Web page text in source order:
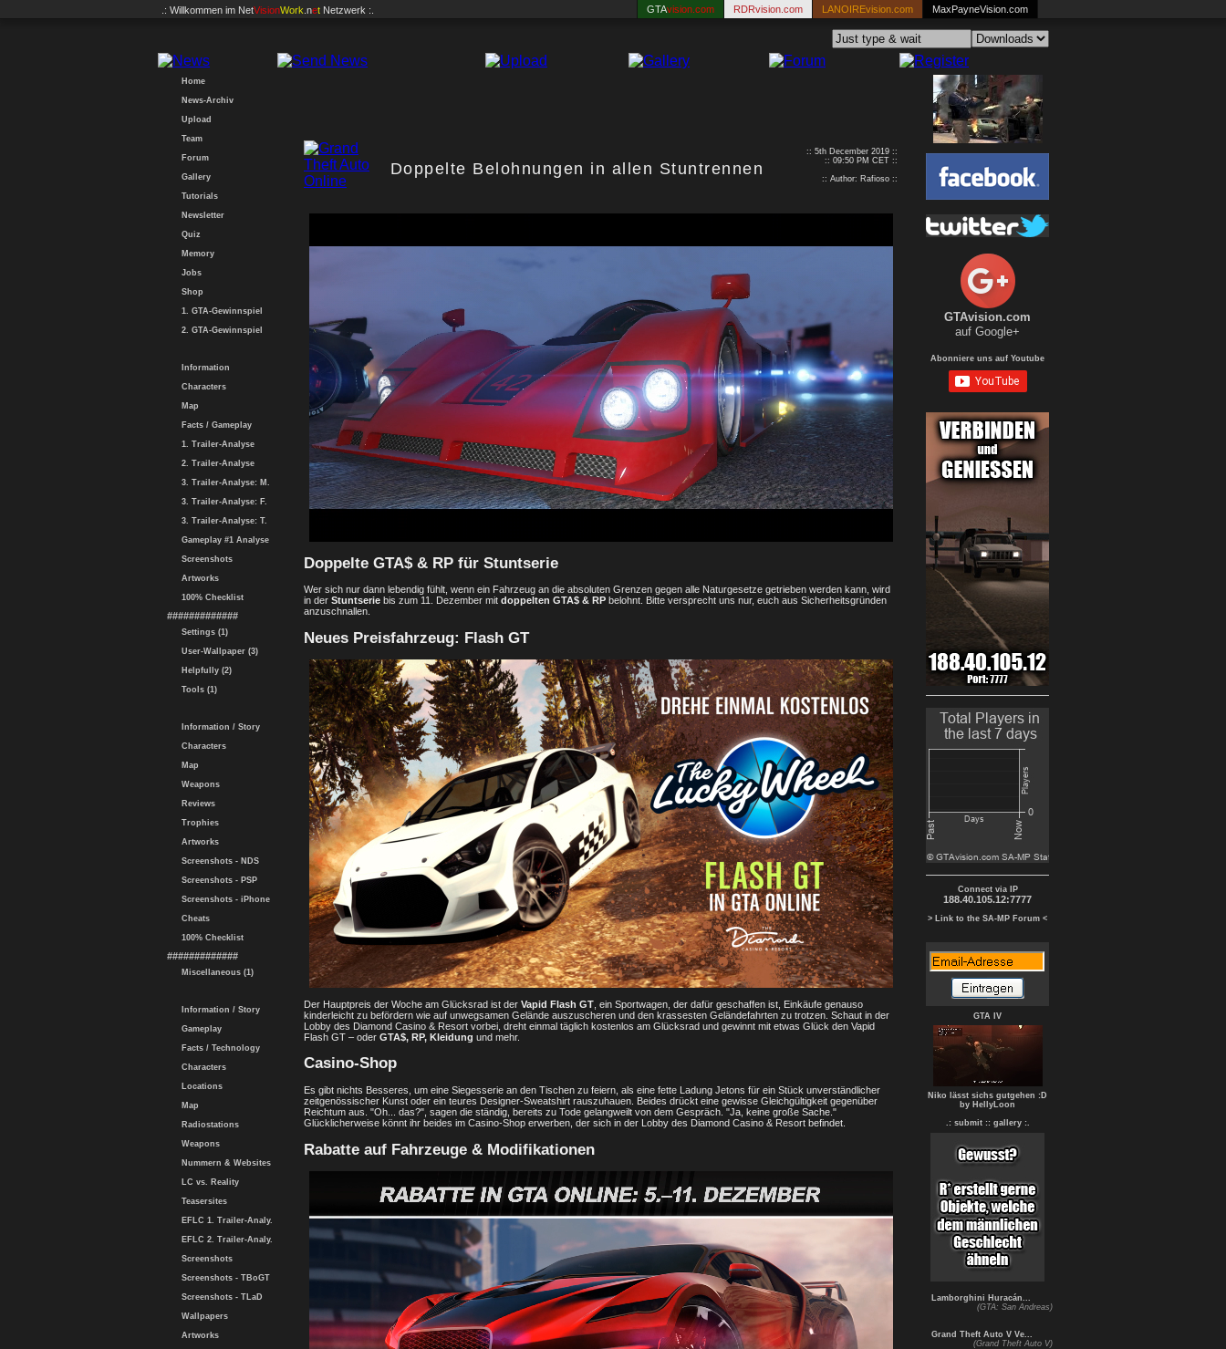
.: Willkommen im NetVisionWork .net Netzwerk :. GTAvision.com RDRvision.com LANOIREvision.com MaxPayneVision.com
Home
News-Archiv
Upload
Team
Forum
Gallery
Tutorials
Newsletter
Quiz
Memory
Jobs
Shop
1. GTA-Gewinnspiel
2. GTA-Gewinnspiel
Information
Characters
Map
Facts / Gameplay
1. Trailer-Analyse
2. Trailer-Analyse
3. Trailer-Analyse: M.
3. Trailer-Analyse: F.
3. Trailer-Analyse: T.
Gameplay #1 Analyse
Screenshots
Artworks
100% Checklist
#############
Settings (1)
User-Wallpaper (3)
Helpfully (2)
Tools (1)
Information / Story
Characters
Map
Weapons
Reviews
Trophies
Artworks
Screenshots - NDS
Screenshots - PSP
Screenshots - iPhone
Cheats
100% Checklist
#############
Miscellaneous (1)
Information / Story
Gameplay
Facts / Technology
Characters
Locations
Map
Radiostations
Weapons
Nummern & Websites
LC vs. Reality
Teasersites
EFLC 1. Trailer-Analy.
EFLC 2. Trailer-Analy.
Screenshots
Screenshots - TBoGT
Screenshots - TLaD
Wallpapers
Artworks
Doppelte Belohnungen in allen Stuntrennen
:: 5th December 2019 ::
:: 09:50 PM CET ::
:: Author: Rafioso ::
Doppelte GTA$ & RP für Stuntserie
Wer sich nur dann lebendig fühlt, wenn ein Fahrzeug an die absoluten Grenzen gegen alle Naturgesetze getrieben werden kann, wird
in der Stuntserie bis zum 11. Dezember mit doppelten GTA$ & RP belohnt. Bitte versprecht uns nur, euch aus Sicherheitsgründen
anzuschnallen.
Neues Preisfahrzeug: Flash GT
Der Hauptpreis der Woche am Glücksrad ist der Vapid Flash GT , ein Sportwagen, der dafür geschaffen ist, Einkäufe genauso
kinderleicht zu befördern wie auf unwegsamen Gelände auszuscheren und den krassesten Geländefahrten zu trotzen. Schaut in der
Lobby des Diamond Casino & Resort vorbei, dreht einmal täglich kostenlos am Glücksrad und gewinnt mit etwas Glück den Vapid
Flash GT – oder GTA$, RP, Kleidung und mehr.
Casino-Shop
Es gibt nichts Besseres, um eine Siegesserie an den Tischen zu feiern, als eine fette Ladung Jetons für ein Stück unverständlicher
zeitgenössischer Kunst oder ein teures Designer-Sweatshirt rauszuhauen. Beides drückt eine gewisse Gleichgültigkeit gegenüber
Reichtum aus. "Oh... das?", sagen die ständig, bereits zu Tode gelangweilt von dem Gespräch. "Ja, keine große Sache."
Glücklicherweise könnt ihr beides im Casino-Shop erwerben, der sich in der Lobby des Diamond Casino & Resort befindet.
Rabatte auf Fahrzeuge & Modifikationen
GTAvision.com
auf Google+
Abonniere uns auf Youtube
Connect via IP
188.40.105.12:7777
> Link to the SA-MP Forum <
GTA IV
Niko lässt sichs gutgehen :D
by HellyLoon
.: submit : : gallery :.
Lamborghini Huracán...
(GTA: San Andreas)
Grand Theft Auto V Ve...
(Grand Theft Auto V)